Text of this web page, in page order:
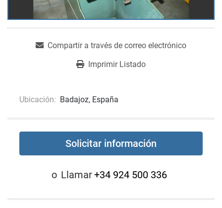
Compartir a través de correo electrónico
Imprimir Listado
Ubicación: Badajoz, España
Solicitar información
o Llamar+34 924 500 336